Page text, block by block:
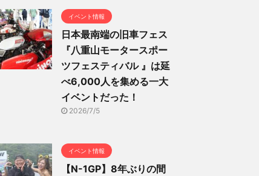
イベント情報
日本最南端の旧車フェス
『八重山モータースポー
ツフェスティバル 』は延
べ6,000人を集める一大
イベントだった！
2026/7/5
イベント情報
【N-1GP】8年ぶりの間